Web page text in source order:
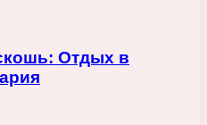
Отдых в